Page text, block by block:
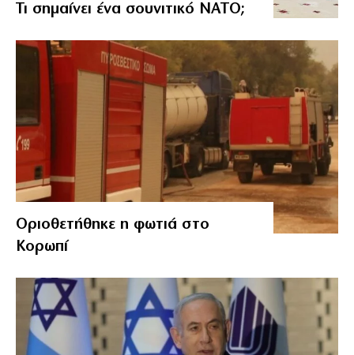
Τι σημαίνει ένα σουνιτικό ΝΑΤΟ;
Οριοθετήθηκε η φωτιά στο
Κορωπί